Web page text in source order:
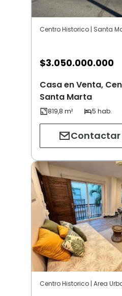
Centro Historico | Santa
$3.050.000.000
Casa en Venta,
Santa Marta
Contactar